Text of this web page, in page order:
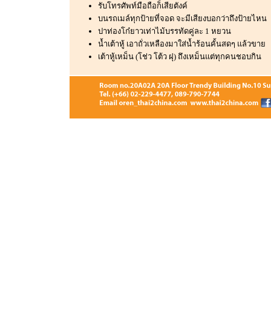
รับโทรศัพท์มือถือก็เสียตังค์
บนรถเมล์ทุกป้ายที่จอด จะมีเสียงบอกว่าถึงป้ายไหน
ปาท่องโก๋ยาวเท่าไม้บรรทัดคู่ละ 1 หยวน
น้ำเต้าหู้ เอาถั่วเหลืองมาใส่น้ำร้อนคั้นสดๆ แล้วขาย
เต้าหู้เหม็น (โช่ว โต้ว ฝุ) ถึงเหม็นแต่ทุกคนชอบกิน